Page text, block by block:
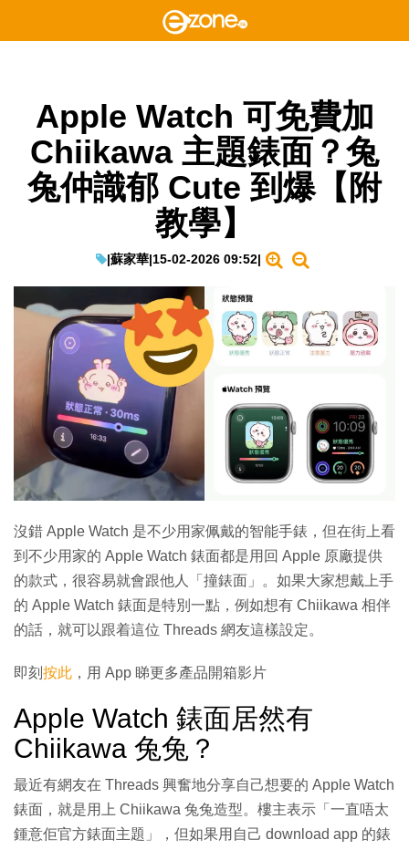
Apple Watch 可免費加
Chiikawa 主題錶面？兔
兔仲識郁 Cute 到爆【附
教學】
|蘇家華|15-02-2026 09:52|
沒錯 Apple Watch 是不少用家佩戴的智能手錶，但在街上看
到不少用家的 Apple Watch 錶面都是用回 Apple 原廠提供
的款式，很容易就會跟他人「撞錶面」。如果大家想戴上手
的 Apple Watch 錶面是特別一點，例如想有 Chiikawa 相伴
的話，就可以跟着這位 Threads 網友這樣設定。
即刻 按此 ，用 App 睇更多產品開箱影片
Apple Watch 錶面居然有
Chiikawa 兔兔？
最近有網友在 Threads 興奮地分享自己想要的 Apple Watch
錶面，就是用上 Chiikawa 兔兔造型。樓主表示「一直唔太
鍾意佢官方錶面主題」，但如果用自己 download app 的錶